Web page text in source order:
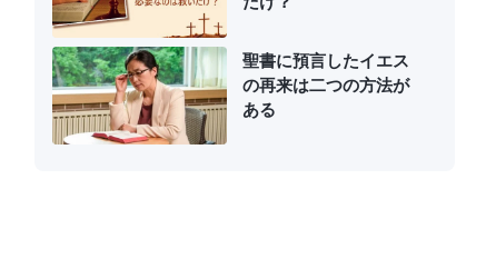
聖書に預言したイエス
の再来は二つの方法が
ある